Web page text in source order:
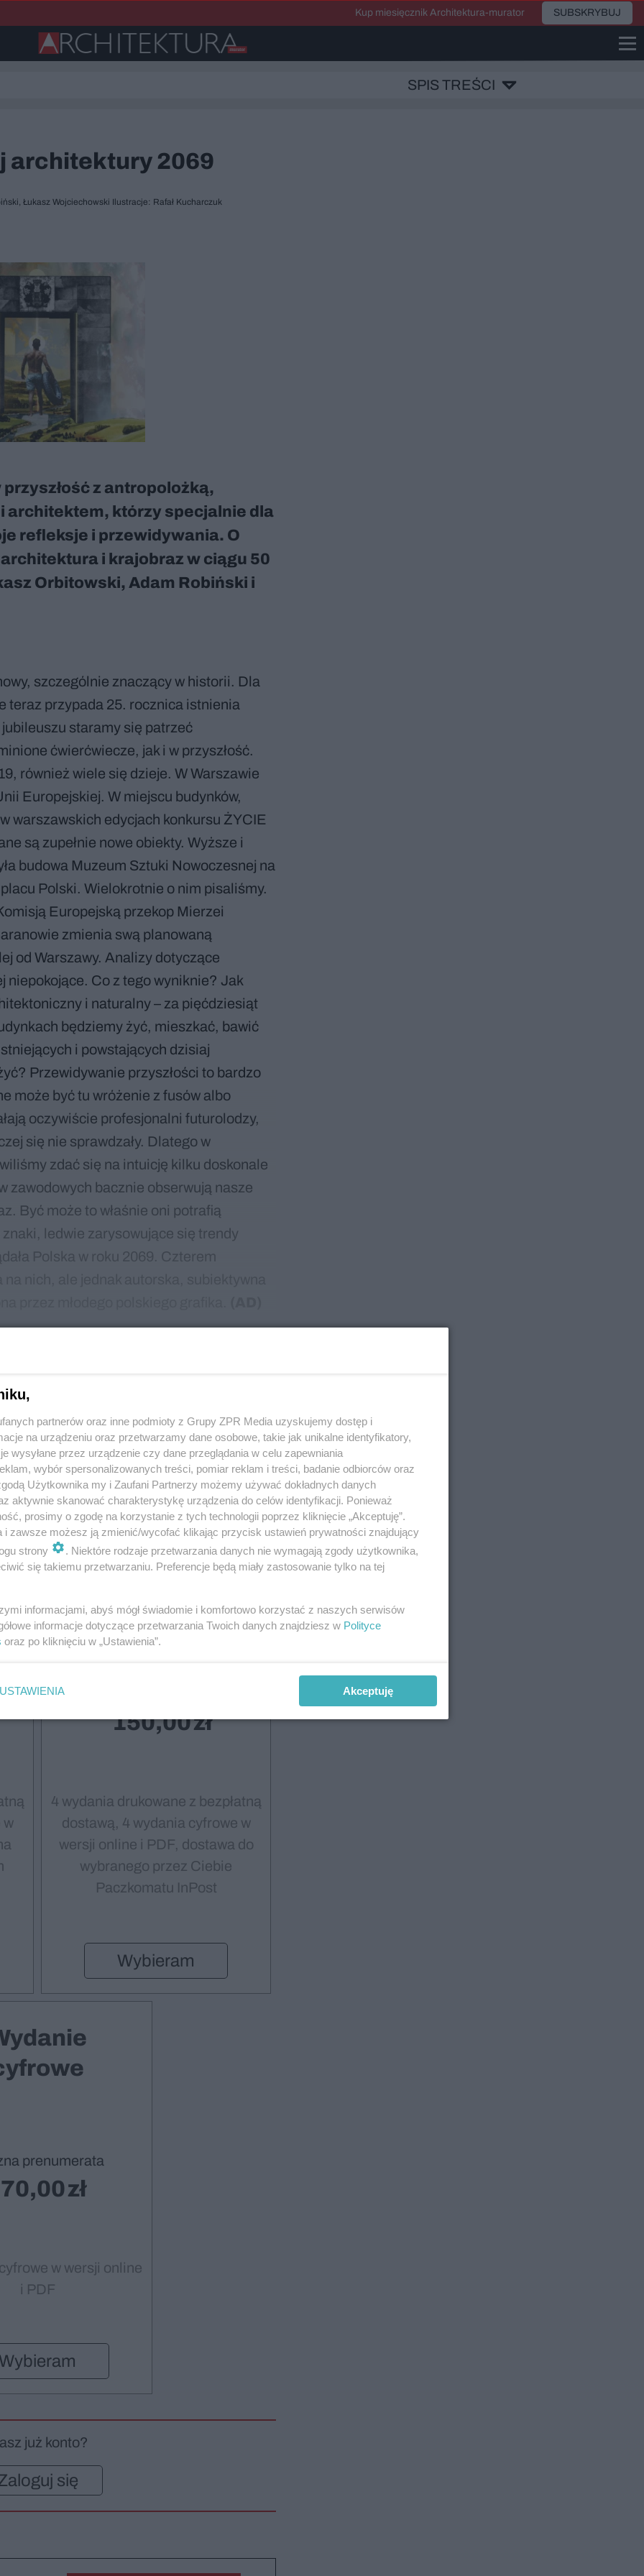
Kup miesięcznik Architektura-murator SUBSKRYBUJ
SPIS TREŚCI
architektury 2069
Łukasz Wojciechowski Ilustracje: Rafał Kucharczuk
z antropolożką,
architektem, którzy specjalnie dla
refleksje i przewidywania. O
i krajobraz w ciągu 50
Orbitowski, Adam Robiński i
szczególnie znaczący w historii. Dla
teraz przypada 25. rocznica istnienia
staramy się patrzeć
ćwierćwiecze, jak i w przyszłość.
również wiele się dzieje. W Warszawie
Europejskiej. W miejscu budynków,
warszawskich edycjach konkursu ŻYCIE
są zupełnie nowe obiekty. Wyższe i
budowa Muzeum Sztuki Nowoczesnej na
Polski. Wielokrotnie o nim pisaliśmy.
Europejską przekop Mierzei
zmienia swą planowaną
od Warszawy. Analizy dotyczące
niepokojące. Co z tego wyniknie? Jak
i naturalny – za pięćdziesiąt
będziemy żyć, mieszkać, bawić
i powstających dzisiaj
Przewidywanie przyszłości to bardzo
może być tu wróżenie z fusów albo
oczywiście profesjonalni futurolodzy,
się nie sprawdzały. Dlatego w
zdać się na intuicję kilku doskonale
zawodowych bacznie obserwują nasze
Być może to właśnie oni potrafią
ledwie zarysowujące się trendy
Polska w roku 2069. Czterem
przeczytania 97% treści
w
Druk +
Wydanie
cyfrowe
(dostawa
150,00
4 wydania drukowane z bezpłatną
dostawą, 4 wydania cyfrowe w
wersji online i PDF, dostawa do
wybranego przez Ciebie
Paczkomatu InPost
Wybieram
prenumerata
70,00
w wersji online
i PDF
już konto?
się
partnerów oraz inne podmioty z Grupy ZPR Media uzyskujemy dostęp i
na urządzeniu oraz przetwarzamy dane osobowe, takie jak unikalne identyfikatory,
wysyłane przez urządzenie czy dane przeglądania w celu zapewniania
wybór spersonalizowanych treści, pomiar reklam i treści, badanie odbiorców oraz
Użytkownika my i Zaufani Partnerzy możemy używać dokładnych danych
aktywnie skanować charakterystykę urządzenia do celów identyfikacji. Ponieważ
prosimy o zgodę na korzystanie z tych technologii poprzez kliknięcie „Akceptuję”.
i zawsze możesz ją zmienić/wycofać klikając przycisk ustawień prywatności znajdujący
strony
. Niektóre rodzaje przetwarzania danych nie wymagają zgody użytkownika,
się takiemu przetwarzaniu. Preferencje będą miały zastosowanie tylko na tej
informacjami, abyś mógł świadomie i komfortowo korzystać z naszych serwisów
informacje dotyczące przetwarzania Twoich danych znajdziesz w Polityce
oraz po kliknięciu w „Ustawienia”.
USTAWIENIA Akceptuję